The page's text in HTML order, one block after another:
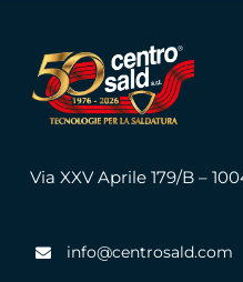
Via XXV Aprile 179/B –
info@centrosald.com